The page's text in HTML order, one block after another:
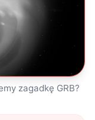
zagadkę GRB?